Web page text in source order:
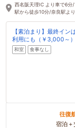
西名阪天理IC より車で6分
駅から徒歩10分/奈良駅よ
【素泊まり】最終イ
利用にも（￥3,000～）
和室 食事なし
往復
宿泊＋